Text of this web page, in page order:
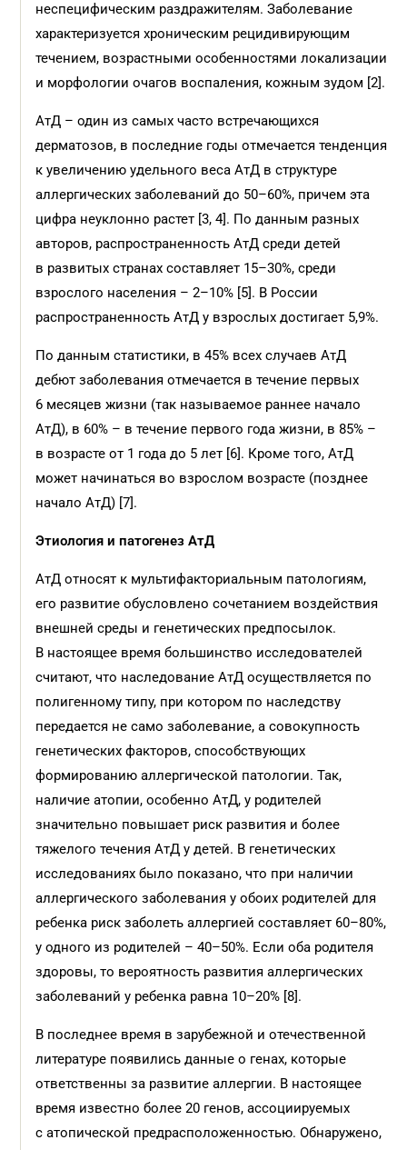
неспецифическим раздражителям. Заболевание
характеризуется хроническим рецидивирующим
течением, возрастными особенностями локализации
и морфологии очагов воспаления, кожным зудом [2].
АтД – один из самых часто встречающихся
дерматозов, в последние годы отмечается тенденция
к увеличению удельного веса АтД в структуре
аллергических заболеваний до 50–60%, причем эта
цифра неуклонно растет [3, 4]. По данным разных
авторов, распространенность АтД среди детей
в развитых странах составляет 15–30%, среди
взрослого населения – 2–10% [5]. В России
распространенность АтД у взрослых достигает 5,9%.
По данным статистики, в 45% всех случаев АтД
дебют заболевания отмечается в течение первых
6 месяцев жизни (так называемое раннее начало
АтД), в 60% – в течение первого года жизни, в 85% –
в возрасте от 1 года до 5 лет [6]. Кроме того, АтД
может начинаться во взрослом возрасте (позднее
начало АтД) [7].
Этиология и патогенез АтД
АтД относят к мультифакториальным патологиям,
его развитие обусловлено сочетанием воздействия
внешней среды и генетических предпосылок.
В настоящее время большинство исследователей
считают, что наследование АтД осуществляется по
полигенному типу, при котором по наследству
передается не само заболевание, а совокупность
генетических факторов, способствующих
формированию аллергической патологии. Так,
наличие атопии, особенно АтД, у родителей
значительно повышает риск развития и более
тяжелого течения АтД у детей. В генетических
исследованиях было показано, что при наличии
аллергического заболевания у обоих родителей для
ребенка риск заболеть аллергией составляет 60–80%,
у одного из родителей – 40–50%. Если оба родителя
здоровы, то вероятность развития аллергических
заболеваний у ребенка равна 10–20% [8].
В последнее время в зарубежной и отечественной
литературе появились данные о генах, которые
ответственны за развитие аллергии. В настоящее
время известно более 20 генов, ассоциируемых
с атопической предрасположенностью. Обнаружено,